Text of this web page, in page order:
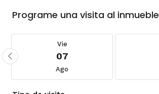
Programe una visita al inmueble
Vie
07
Ago